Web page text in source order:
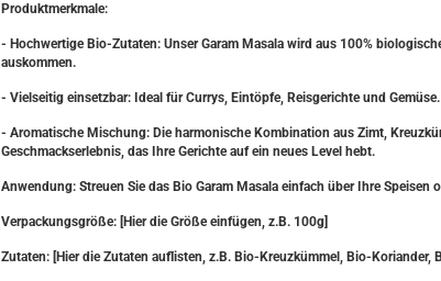
Produktmerkmale:
- Hochwertige Bio-Zutaten: Unser Garam Masala wird aus 100%
auskommen.
- Vielseitig einsetzbar: Ideal für Currys, Eintöpfe, Reisgerichte und
- Aromatische Mischung: Die harmonische Kombination aus Zimt,
Geschmackserlebnis, das Ihre Gerichte auf ein neues Level hebt.
Anwendung: Streuen Sie das Bio Garam Masala einfach über Ihre
Verpackungsgröße: [Hier die Größe einfügen, z.B. 100g]
Zutaten: [Hier die Zutaten auflisten, z.B. Bio-Kreuzkümmel, Bio-Koriander,